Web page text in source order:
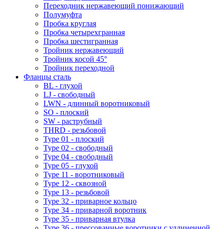
Переходник нержавеющий понижающий
Полумуфта
Пробка круглая
Пробка четырехгранная
Пробка шестигранная
Тройник нержавеющий
Тройник косой 45°
Тройник переходной
Фланцы сталь
BL - глухой
LJ - свободный
LWN - длинный воротниковый
SO - плоский
SW - раструбный
THRD - резьбовой
Type 01 - плоский
Type 02 - свободный
Type 04 - свободный
Type 05 - глухой
Type 11 - воротниковый
Type 12 - сквозной
Type 13 - резьбовой
Type 32 - приварное кольцо
Type 34 - приварной воротник
Type 35 - приварная втулка